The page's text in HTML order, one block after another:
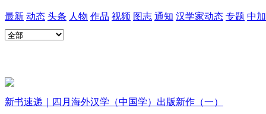
最新 动态 头条 人物 作品 视频 图志 通知 汉学家动态 专题 中
新书速递｜四月海外汉学（中国学）出版新作（一）